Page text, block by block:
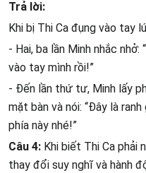
Trả lời:
Khi bị Thi Ca đụng vào tay
- Hai, ba lần Minh nhắc
vào tay mình rồi!”
- Đến lần thứ tư, Minh lấy
mặt bàn và nói: “Đây là
phía này nhé!”
Câu 4: Khi biết Thi Ca phải
thay đổi suy nghĩ và hành